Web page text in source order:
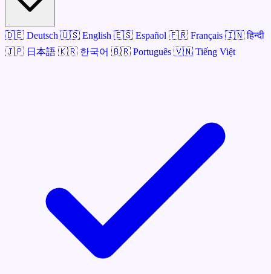
🇩🇪 Deutsch 🇺🇸 English 🇪🇸 Español 🇫🇷 Français 🇮🇳 हिन्दी
🇯🇵 日本語 🇰🇷 한국어 🇧🇷 Português 🇻🇳 Tiếng Việt